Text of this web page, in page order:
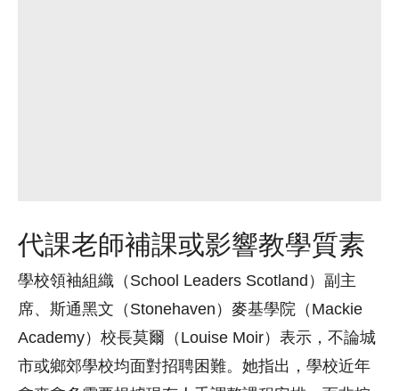
代課老師補課或影響教學質素
學校領袖組織（School Leaders Scotland）副主
席、斯通黑文（Stonehaven）麥基學院（Mackie
Academy）校長莫爾（Louise Moir）表示，不論城
市或鄉郊學校均面對招聘困難。她指出，學校近年